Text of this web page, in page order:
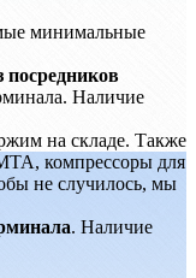
минимальные
посредников
Наличие
на складе. Также
компрессоры для
не случилось, мы
. Наличие